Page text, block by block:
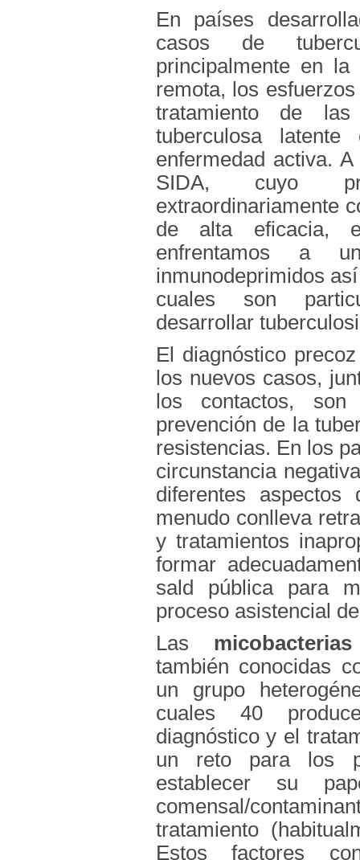
En países
casos de
principalmente en
remota, los
tratamiento de las
tuberculosa
enfermedad activa.
SIDA, cuyo
extraordinariamente
de alta eficacia,
enfrentamos a
inmunodeprimidos
cuales son
desarrollar
El diagnóstico
los nuevos casos,
los contactos,
prevención de la
resistencias. En los
circunstancia
diferentes
menudo conlleva
y tratamientos
formar
sald pública para
proceso asistencial
Las
también conocidas
un grupo
cuales 40
diagnóstico y el
un reto para los
establecer su
comensal/
tratamiento
Estos factores